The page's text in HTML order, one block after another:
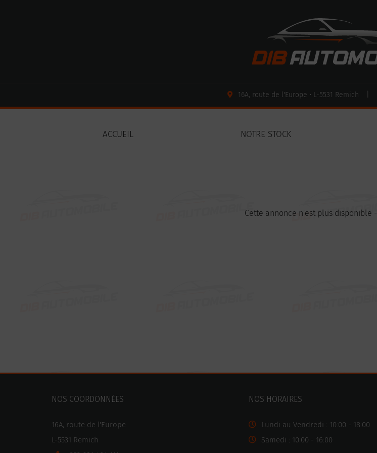
16A, route de l'Europe • L-5531 Remich
ACCUEIL NOTRE STOCK
Cette annonce n'est plus disponible -
NOS COORDONNÉES
16A, route de l'Europe
L-5531 Remich
NOS HORAIRES
Lundi au Vendredi : 10:00 - 18:00
Samedi : 10:00 - 16:00